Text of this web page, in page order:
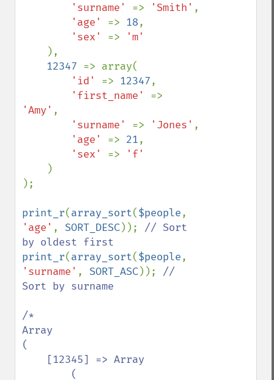
'surname' => 'Smith' ,
'age' => 18,
'sex' =>
'm'
),
12347 => array(
'id' => 12347,
'first_name'
'Amy' ,
'surname' => 'Jones' ,
'age' => 21,
'sex' =>
'f'
)
);
print_r(array_sort($people
'age' , SORT_DESC)); // Sort
print_r(array_sort($people
'surname' , SORT_ASC)); //
Sort by surname
/*
Array
(